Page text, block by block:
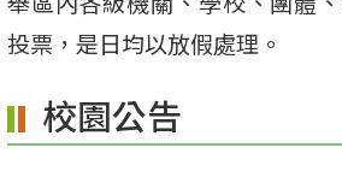
區
投票，是日均以放假處理。
校園公告